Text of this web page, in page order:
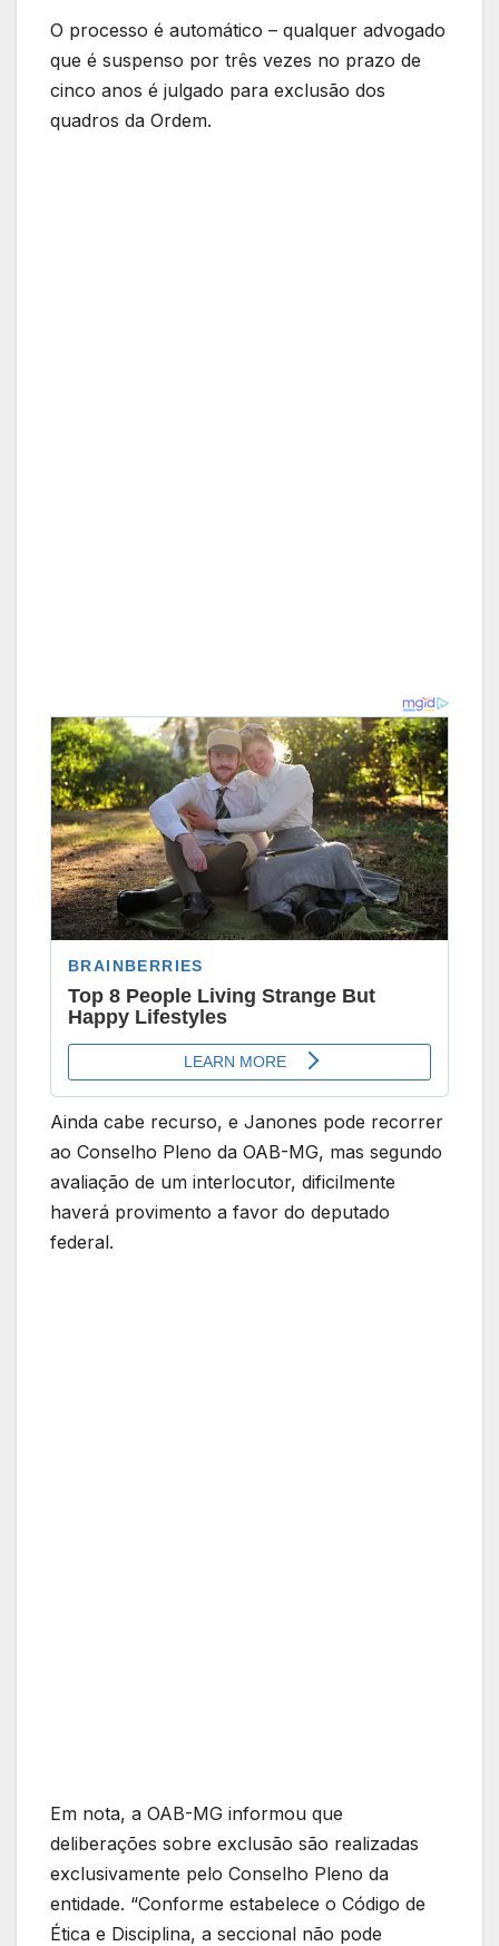
O processo é automático – qualquer advogado
que é suspenso por três vezes no prazo de
cinco anos é julgado para exclusão dos
quadros da Ordem.
Ainda cabe recurso, e Janones pode recorrer
ao Conselho Pleno da OAB-MG, mas segundo
avaliação de um interlocutor, dificilmente
haverá provimento a favor do deputado
federal.
Em nota, a OAB-MG informou que
deliberações sobre exclusão são realizadas
exclusivamente pelo Conselho Pleno da
entidade. “Conforme estabelece o Código de
Ética e Disciplina, a seccional não pode